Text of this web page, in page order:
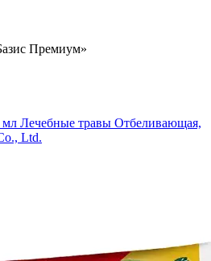
Премиум»
мл Лечебные травы Отбеливающая,
Ltd.